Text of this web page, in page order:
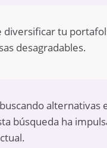
diversificar tu
desagradables.
búsqueda ha